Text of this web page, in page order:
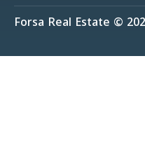
Forsa Real Estate ©